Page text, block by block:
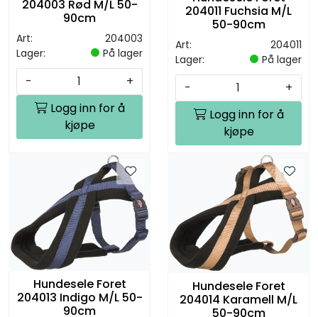
204003 Rød M/L 50-
90cm
Art:
204003
Lager:
På lager
-
+
Logg inn for å
kjøpe
204011 Fuchsia M/L
50-90cm
Art:
204011
Lager:
På lager
-
+
Logg inn for å
kjøpe
Hundesele Foret
204013 Indigo M/L 50-
90cm
Hundesele Foret
204014 Karamell M/L
50-90cm